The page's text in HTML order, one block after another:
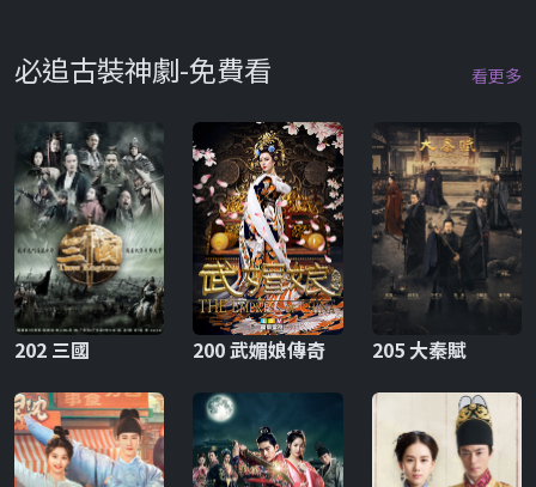
必追古裝神劇-免費看 看更多
202 三國 200 武媚娘傳奇 205 大秦賦